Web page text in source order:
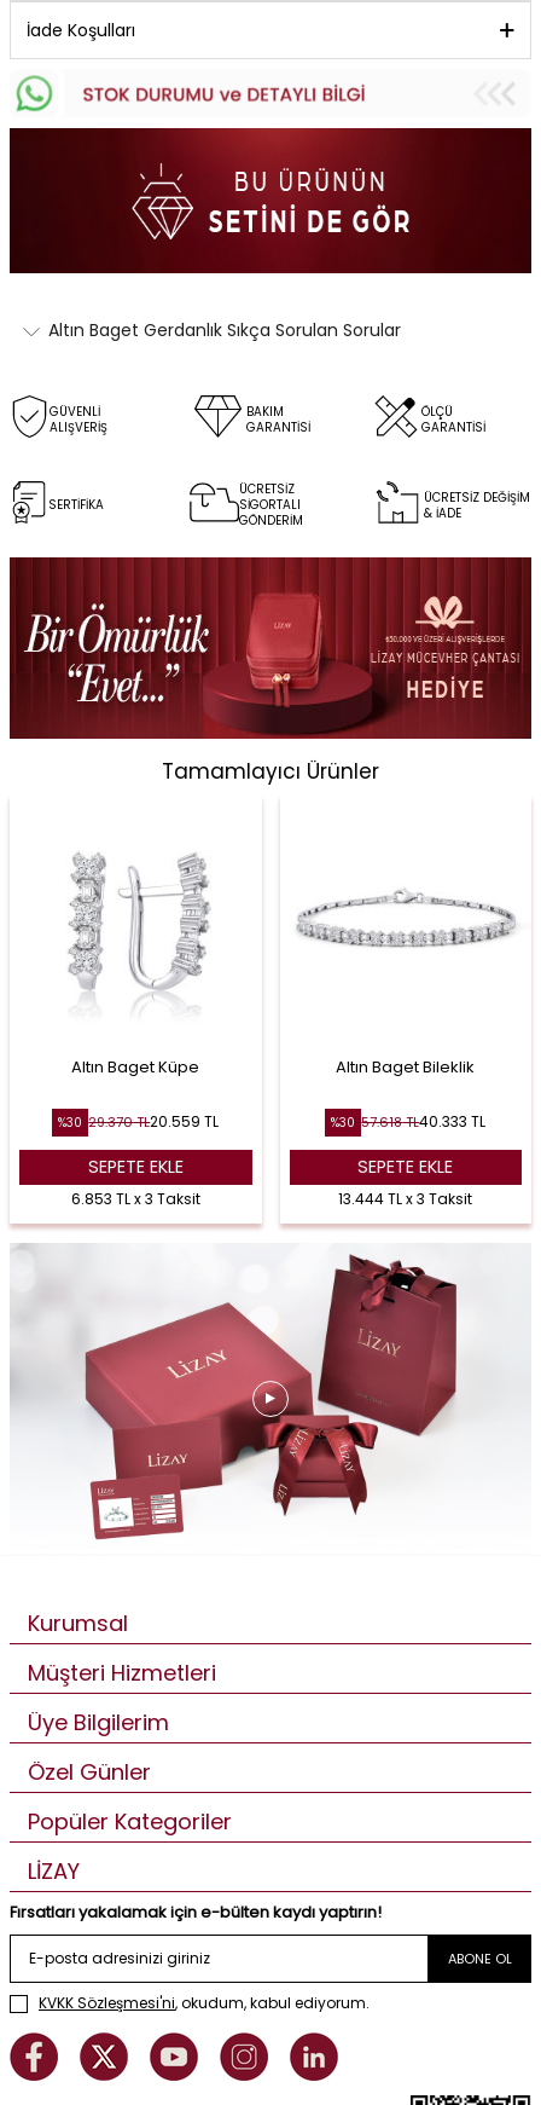
İade Koşulları
Altın Baget Gerdanlık Sıkça Sorulan Sorular
GÜVENLİ
ALIŞVERİŞ
BAKIM
GARANTİSİ
ÖLÇÜ
GARANTİSİ
SERTİFİKA
ÜCRETSİZ
SİGORTALI
GÖNDERİM
ÜCRETSİZ DEĞİŞİM
& İADE
Tamamlayıcı Ürünler
Altın Baget Küpe
%30 29.370TL20.559 TL
SEPETE EKLE
6.853 TL x 3 Taksit
Altın Baget Bileklik
%30 57.618TL40.333 TL
SEPETE EKLE
13.444 TL x 3 Taksit
Kurumsal
Müşteri Hizmetleri
Üye Bilgilerim
Özel Günler
Popüler Kategoriler
LİZAY
Fırsatları yakalamak için e-bülten kaydı yaptırın!
ABONE OL
KVKK Sözleşmesi'ni, okudum, kabul ediyorum.